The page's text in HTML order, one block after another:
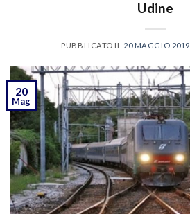
Udine
PUBBLICATO IL 20 MAGGIO 2019
20
Mag